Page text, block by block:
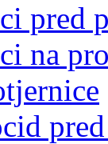
pred
na